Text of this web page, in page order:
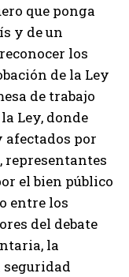
que ponga
y de un
los
de la Ley
de trabajo
Ley, donde
afectados por
representantes
el bien público
entre los
del debate
la